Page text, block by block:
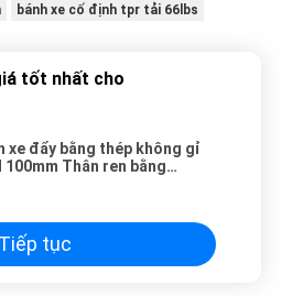
bánh xe cố định tpr tải 66lbs
tốt nhất cho
xe đẩy bằng thép không gỉ
100mm Thân ren bằng
Tiếp tục